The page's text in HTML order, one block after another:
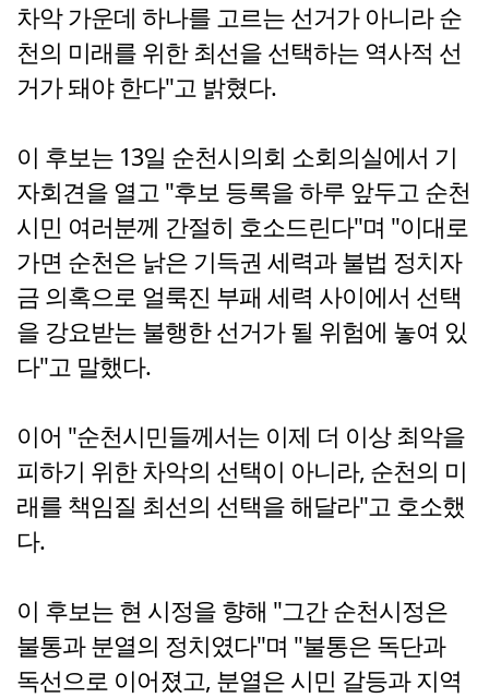
차악 가운데 하나를 고르는 선거가 아니라 순
천의 미래를 위한 최선을 선택하는 역사적 선
거가 돼야 한다"고 밝혔다.
이 후보는 13일 순천시의회 소회의실에서 기
자회견을 열고 "후보 등록을 하루 앞두고 순천
시민 여러분께 간절히 호소드린다"며 "이대로
가면 순천은 낡은 기득권 세력과 불법 정치자
금 의혹으로 얼룩진 부패 세력 사이에서 선택
을 강요받는 불행한 선거가 될 위험에 놓여 있
다"고 말했다.
이어 "순천시민들께서는 이제 더 이상 최악을
피하기 위한 차악의 선택이 아니라, 순천의 미
래를 책임질 최선의 선택을 해달라"고 호소했
다.
이 후보는 현 시정을 향해 "그간 순천시정은
불통과 분열의 정치였다"며 "불통은 독단과
독선으로 이어졌고, 분열은 시민 갈등과 지역